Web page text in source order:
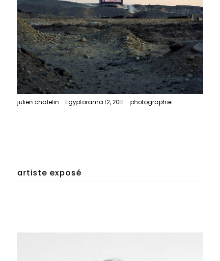
julien chatelin - Egyptorama 12, 2011 - photographie
artiste exposé